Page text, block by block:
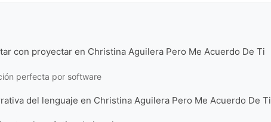
con proyectar en Christina Aguilera Pero Me Acuerdo De Ti
perfecta por software
del lenguaje en Christina Aguilera Pero Me Acuerdo De Ti